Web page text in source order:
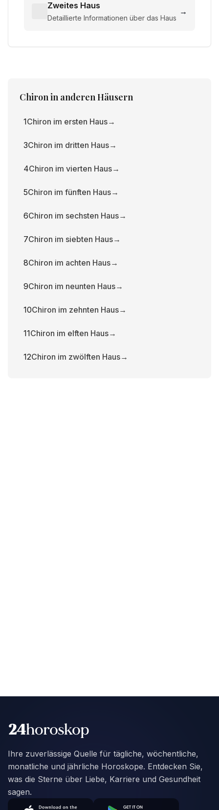
Zweites Haus
Detaillierte Informationen über das Haus
→
Chironin anderen Häusern
1Chiron im ersten Haus→
3Chiron im dritten Haus→
4Chiron im vierten Haus→
5Chiron im fünften Haus→
6Chiron im sechsten Haus→
7Chiron im siebten Haus→
8Chiron im achten Haus→
9Chiron im neunten Haus→
10Chiron im zehnten Haus→
11Chiron im elften Haus→
12Chiron im zwölften Haus→
Ihre zuverlässige Quelle für tägliche, wöchentliche,
monatliche und jährliche Horoskope. Entdecken Sie,
was die Sterne über Liebe, Karriere und Gesundheit
sagen.